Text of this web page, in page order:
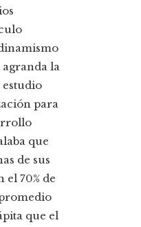
la
estudio
para
que
de sus
70% de
que el